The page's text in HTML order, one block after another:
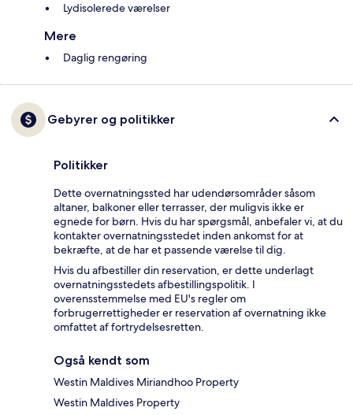
Lydisolerede værelser
Mere
Daglig rengøring
Gebyrer og politikker
Politikker
Dette overnatningssted har udendørsområder såsom
altaner, balkoner eller terrasser, der muligvis ikke er
egnede for børn. Hvis du har spørgsmål, anbefaler vi, at du
kontakter overnatningsstedet inden ankomst for at
bekræfte, at de har et passende værelse til dig.
Hvis du afbestiller din reservation, er dette underlagt
overnatningsstedets afbestillingspolitik. I
overensstemmelse med EU's regler om
forbrugerrettigheder er reservation af overnatning ikke
omfattet af fortrydelsesretten.
Også kendt som
Westin Maldives Miriandhoo Property
Westin Maldives Property